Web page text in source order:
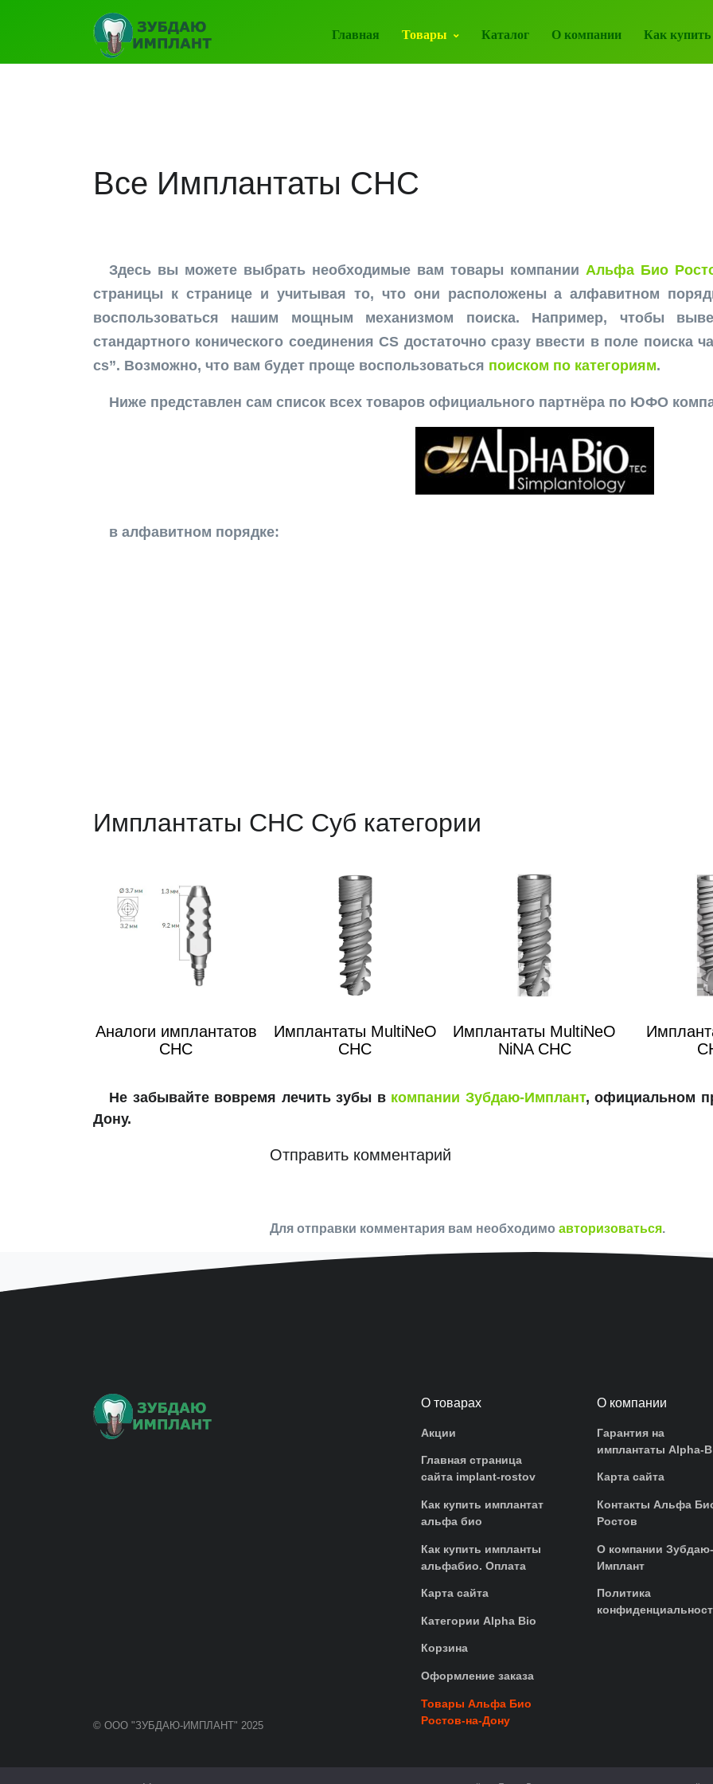
Главная Товары Каталог О компании Как купить
Все Имплантаты CHС
Здесь вы можете выбрать необходимые вам товары компании Альфа Био
страницы к странице и учитывая то, что они расположены а алфавитном
воспользоваться нашим мощным механизмом поиска. Например, чтобы
стандартного конического соединения CS достаточно сразу ввести в поле поиска
cs”. Возможно, что вам будет проще воспользоваться поиском по категориям.
Ниже представлен сам список всех товаров официального партнёра по ЮФО
в алфавитном порядке:
Имплантаты CHС Суб категории
Аналоги имплантатов
CHC
Имплантаты MultiNeO
CHC
Имплантаты MultiNeO
NiNA CHC
Не забывайте вовремя лечить зубы в компании Зубдаю-Имплант, официальном
Дону.
Отправить комментарий
Для отправки комментария вам необходимо авторизоваться.
© ООО "ЗУБДАЮ-ИМПЛАНТ" 2025
О товарах
Акции
Главная страница
сайта implant-rostov
Как купить имплантат
альфа био
Как купить импланты
альфабио. Оплата
Карта сайта
Категории Alpha Bio
Корзина
Оформление заказа
Товары Альфа Био
Ростов-на-Дону
О компании
Гарантия на
имплантаты Alpha-
Карта сайта
Контакты Альфа
Ростов
О компании
Имплант
Политика